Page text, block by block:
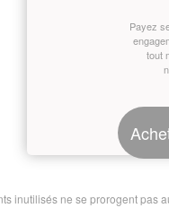
Payez
tout
inutilisés ne se prorogent pas